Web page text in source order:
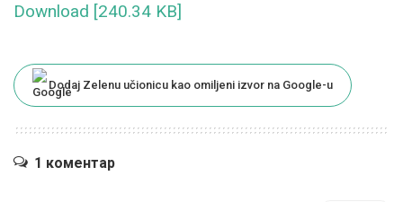
Download [240.34 KB]
Dodaj Zelenu učionicu kao omiljeni izvor na Google-u
1 коментар